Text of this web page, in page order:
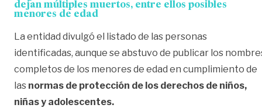
dejan múltiples muertos, entre ellos posibles
menores de edad
La entidad divulgó el listado de las personas
identificadas, aunque se abstuvo de publicar los
completos de los menores de edad en cumplimiento de
las normas de protección de los derechos de niños,
niñas y adolescentes.